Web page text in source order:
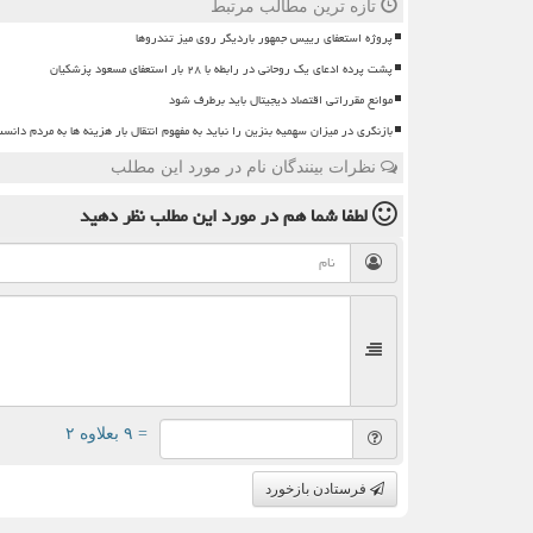
تازه ترین مطالب مرتبط
پروژه استعفای رییس جمهور باردیگر روی میز تندروها
پشت پرده ادعای یک روحانی در رابطه با ۲۸ بار استعفای مسعود پزشکیان
موانع مقرراتی اقتصاد دیجیتال باید برطرف شود
بازنگری در میزان سهمیه بنزین را نباید به مفهوم انتقال بار هزینه ها به مردم
نظرات بینندگان نام در مورد این مطلب
لطفا شما همدر مورد این مطلبنظر دهید
= ۹ بعلاوه ۲
فرستادن بازخورد